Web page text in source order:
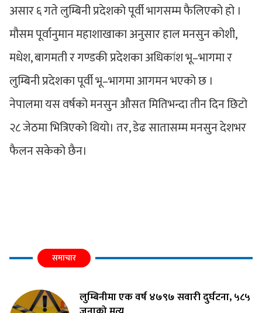
असार ६ गते लुम्बिनी प्रदेशको पूर्वी भागसम्म फैलिएको हो ।
मौसम पूर्वानुमान महाशाखाका अनुसार हाल मनसुन कोशी,
मधेश, बागमती र गण्डकी प्रदेशका अधिकांश भू–भागमा र
लुम्बिनी प्रदेशका पूर्वी भू–भागमा आगमन भएको छ ।
नेपालमा यस वर्षको मनसुन औसत मितिभन्दा तीन दिन छिटो
२८ जेठमा भित्रिएको थियो। तर, डेढ सातासम्म मनसुन देशभर
फैलन सकेको छैन।
समाचार
लुम्बिनीमा एक वर्ष ४७९७ सवारी दुर्घटना, ५८५